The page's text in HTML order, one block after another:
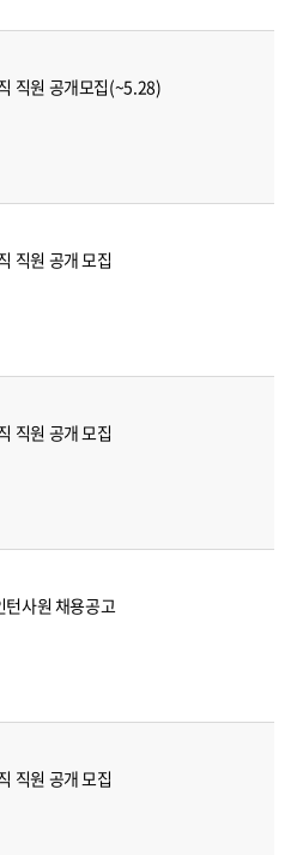
직원 공개모집(~5.28)
직원 공개 모집
직원 공개 모집
사원 채용공고
직원 공개 모집